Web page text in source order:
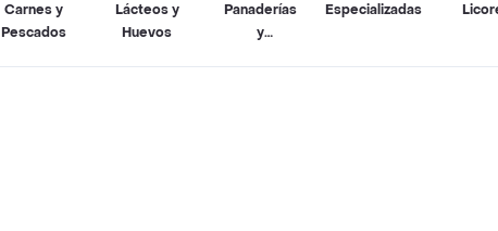
Carnes y
Pescados
Lácteos y
Huevos
Panaderías
y
Especializadas